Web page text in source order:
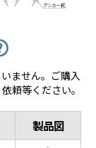
ません。ご購入
頼等ください。
製品図